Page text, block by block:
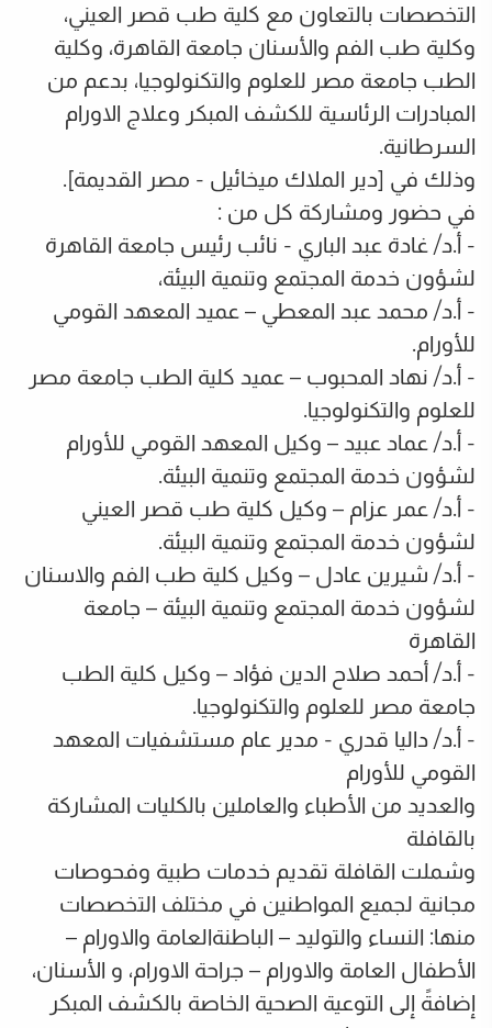
التخصصات بالتعاون مع كلية طب قصر العيني،
وكلية طب الفم والأسنان جامعة القاهرة، وكلية
الطب جامعة مصر للعلوم والتكنولوجيا، بدعم من
المبادرات الرئاسية للكشف المبكر وعلاج الاورام
السرطانية.
وذلك في [دير الملاك ميخائيل - مصر القديمة].
في حضور ومشاركة كل من :
- أ.د/ غادة عبد الباري - نائب رئيس جامعة القاهرة
لشؤون خدمة المجتمع وتنمية البيئة،
- أ.د/ محمد عبد المعطي – عميد المعهد القومي
للأورام.
- أ.د/ نهاد المحبوب – عميد كلية الطب جامعة مصر
للعلوم والتكنولوجيا.
- أ.د/ عماد عبيد – وكيل المعهد القومي للأورام
لشؤون خدمة المجتمع وتنمية البيئة.
- أ.د/ عمر عزام – وكيل كلية طب قصر العيني
لشؤون خدمة المجتمع وتنمية البيئة.
- أ.د/ شيرين عادل – وكيل كلية طب الفم والاسنان
لشؤون خدمة المجتمع وتنمية البيئة – جامعة
القاهرة
- أ.د/ أحمد صلاح الدين فؤاد – وكيل كلية الطب
جامعة مصر للعلوم والتكنولوجيا.
- أ.د/ داليا قدري - مدير عام مستشفيات المعهد
القومي للأورام
والعديد من الأطباء والعاملين بالكليات المشاركة
بالقافلة
وشملت القافلة تقديم خدمات طبية وفحوصات
مجانية لجميع المواطنين في مختلف التخصصات
منها: النساء والتوليد – الباطنةالعامة والاورام –
الأطفال العامة والاورام – جراحة الاورام، و الأسنان،
إضافةً إلى التوعية الصحية الخاصة بالكشف المبكر